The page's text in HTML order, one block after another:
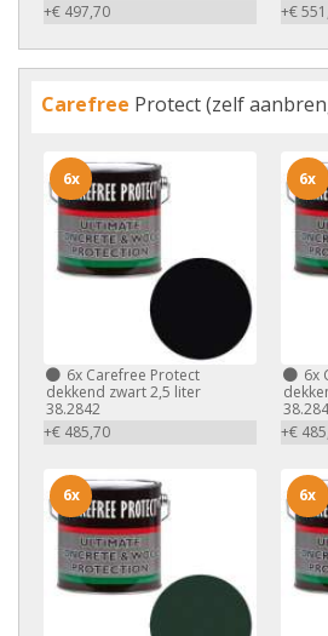
+€ 497,70
+€
Carefree Protect (zelf
6x Carefree Protect
dekkend zwart 2,5 liter
38.2842
+€ 485,70
6x
6x
+€
6x
6x 6x